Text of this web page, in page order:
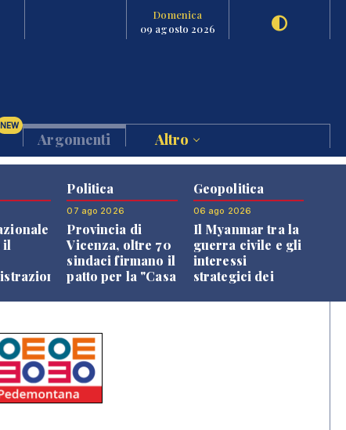
Domenica
09 agosto 2026
NEW
Argomenti Altro
il
Politica
07 ago 2026
Provincia di
Vicenza, oltre 70
sindaci firmano il
patto per la "Casa
Geopolitica
06 ago 2026
Il Myanmar tra la
guerra civile e gli
interessi
strategici dei